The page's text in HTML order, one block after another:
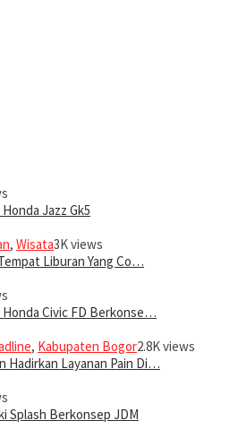
Jazz Gk5
, Wisata3K views
Liburan Yang Co…
Civic FD Berkonse…
, Kabupaten Bogor2.8K views
Hadirkan Layanan Pain Di…
Splash Berkonsep JDM